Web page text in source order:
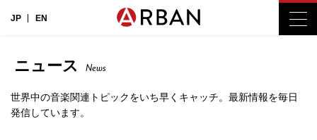
JP EN
ニュース News
世界中の音楽関連トピックをいち早くキャッチ。最新情報を毎日
発信しています。